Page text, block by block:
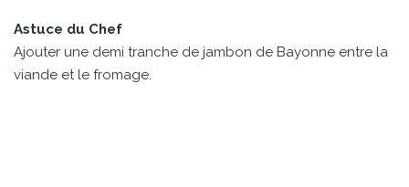
Astuce du Chef
Ajouter une demi tranche de jambon de Bayonne entre la
viande et le fromage.